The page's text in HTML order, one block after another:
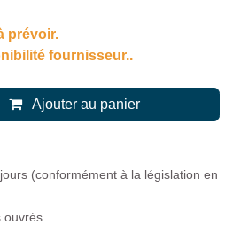
prévoir.
fournisseur..
Ajouter au panier
(conformément à la législation en
ouvrés